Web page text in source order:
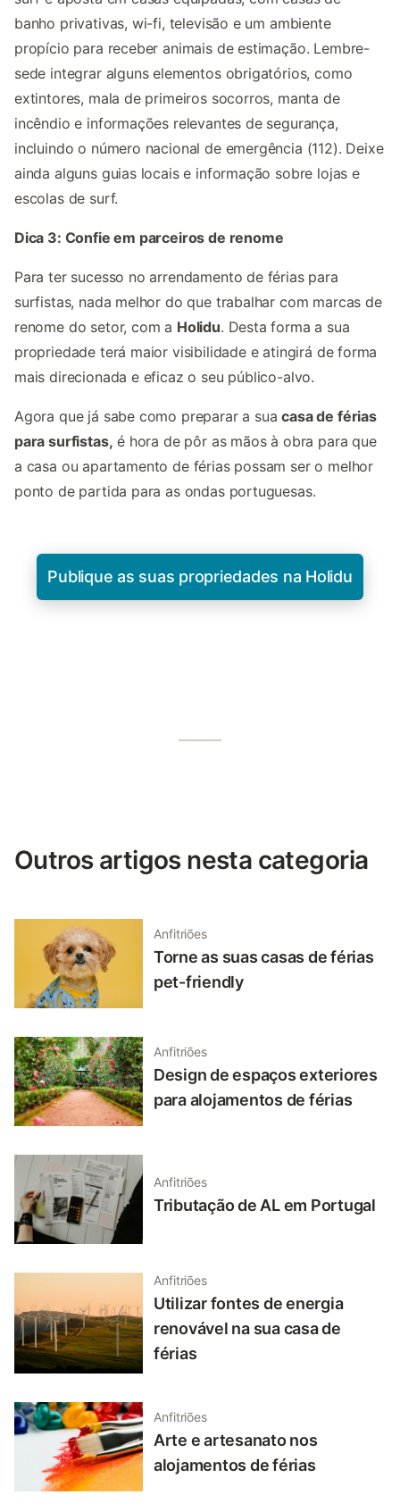
banho privativas, wi-fi, televisão e um ambiente
propício para receber animais de estimação. Lembre-
sede integrar alguns elementos obrigatórios, como
extintores, mala de primeiros socorros, manta de
incêndio e informações relevantes de segurança,
incluindo o número nacional de emergência (112). Deixe
ainda alguns guias locais e informação sobre lojas e
escolas de surf.
Dica 3: Confie em parceiros de renome
Para ter sucesso no arrendamento de férias para
surfistas, nada melhor do que trabalhar com marcas de
renome do setor, com a Holidu. Desta forma a sua
propriedade terá maior visibilidade e atingirá de forma
mais direcionada e eficaz o seu público-alvo.
Agora que já sabe como preparar a suacasa de férias
para surfistas, é hora de pôr as mãos à obra para que
a casa ou apartamento de férias possam ser o melhor
ponto de partida para as ondas portuguesas.
Publique as suas propriedades na Holidu
Outros artigos nesta categoria
Anfitriões
Torne as suas casas de férias
pet-friendly
Anfitriões
Design de espaços exteriores
para alojamentos de férias
Anfitriões
Tributação de AL em Portugal
Anfitriões
Utilizar fontes de energia
renovável na sua casa de
férias
Anfitriões
Arte e artesanato nos
alojamentos de férias